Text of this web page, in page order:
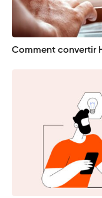
Comment convertir